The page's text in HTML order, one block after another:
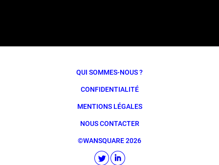
QUI SOMMES-NOUS ?
CONFIDENTIALITÉ
MENTIONS LÉGALES
NOUS CONTACTER
©WANSQUARE 2026